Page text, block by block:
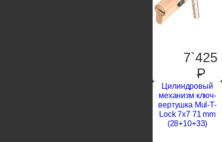
7`425
P
Цилиндровый
механизм ключ-
вертушка Mul-T-
Lock 7x7 71 mm
(28+10+33)